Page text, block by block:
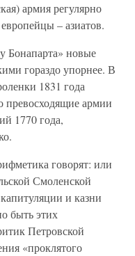
армия регулярно
– азиатов.
Бонапарта» новые
гораздо упорнее. В
1831 года
превосходящие армии
1770 года,
говорят: или
Смоленской
и казни
быть этих
Петровской
«проклятого